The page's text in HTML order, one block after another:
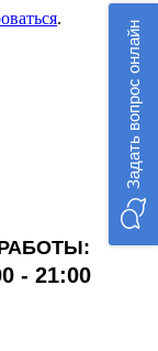
.
- 21:00
Задать вопрос онлайн